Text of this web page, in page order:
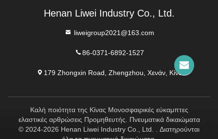
Henan Liwei Industry Co., Ltd.
liweigroup2021@163.com
86-0371-6892-1527
179 Zhongxin Road, Zhengzhou, Χενάν, Κίνα
Καλή ποιότητα της Κίνας Μονοσφαιρικές εύκαμπτες
ελαστικές αρθρώσεις Προμηθευτής. Πνευματικά δικαιώματα
© 2024-2026 Henan Liwei Industry Co., Ltd. . Διατηρούνται